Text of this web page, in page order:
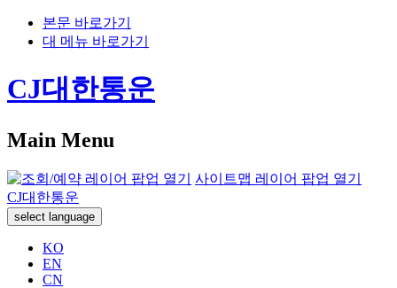
본문 바로가기
대 메뉴 바로가기
CJ대한통운
Main Menu
사이트맵 레이어 팝업 열기
CJ대한통운
select language
KO
EN
CN